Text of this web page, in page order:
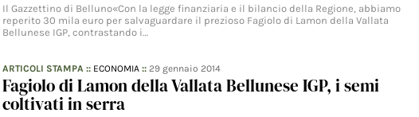
Il Gazzettino di Belluno«Con la legge finanziaria e il bilancio della Regione, abbiamo
reperito 30 mila euro per salvaguardare il prezioso Fagiolo di Lamon della Vallata
Bellunese IGP, contrastando i…
ARTICOLI STAMPA :: ECONOMIA ::29 gennaio 2014
Fagiolo di Lamon della Vallata Bellunese IGP, i semi
coltivati in serra